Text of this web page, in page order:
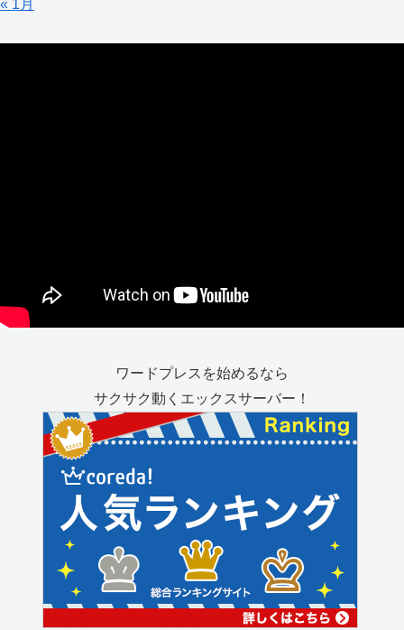
« 1月
ワードプレスを始めるなら
サクサク動くエックスサーバー！